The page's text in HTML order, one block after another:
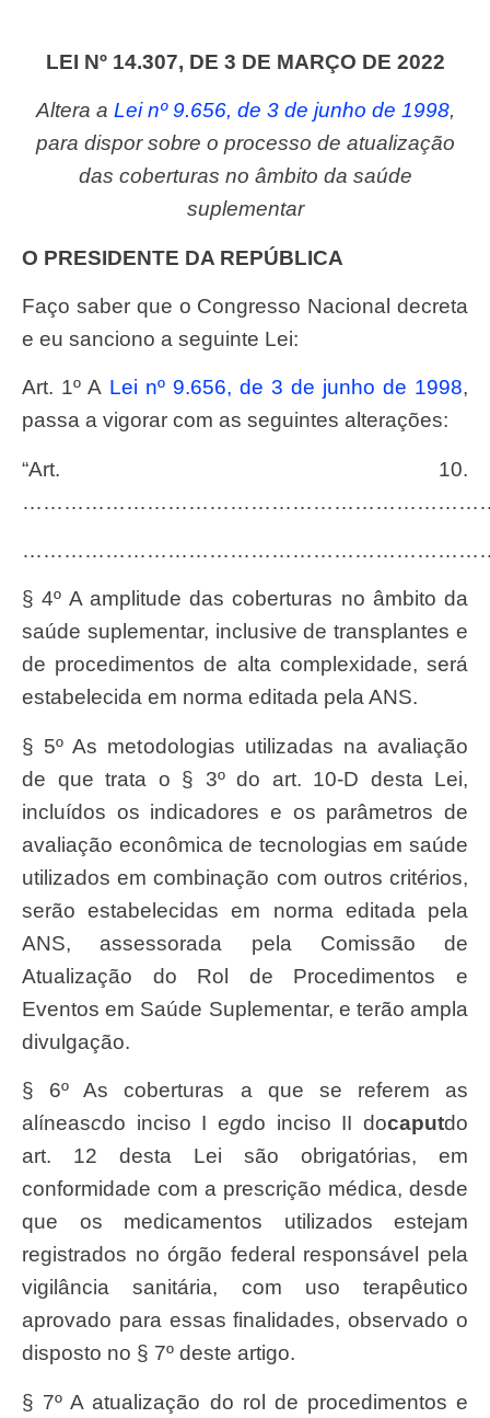
LEI Nº 14.307, DE 3 DE MARÇO DE 2022
Altera a Lei nº 9.656, de 3 de junho de 1998,
para dispor sobre o processo de atualização
das coberturas no âmbito da saúde
suplementar
O PRESIDENTE DA REPÚBLICA
Faço saber que o Congresso Nacional decreta
e eu sanciono a seguinte Lei:
Art. 1º A Lei nº 9.656, de 3 de junho de 1998,
passa a vigorar com as seguintes alterações:
“Art. 10.
§ 4º A amplitude das coberturas no âmbito da
saúde suplementar, inclusive de transplantes e
de procedimentos de alta complexidade, será
estabelecida em norma editada pela ANS.
§ 5º As metodologias utilizadas na avaliação
de que trata o § 3º do art. 10-D desta Lei,
incluídos os indicadores e os parâmetros de
avaliação econômica de tecnologias em saúde
utilizados em combinação com outros critérios,
serão estabelecidas em norma editada pela
ANS, assessorada pela Comissão de
Atualização do Rol de Procedimentos e
Eventos em Saúde Suplementar, e terão ampla
divulgação.
§ 6º As coberturas a que se referem as
alíneascdo inciso I egdo inciso II docaputdo
art. 12 desta Lei são obrigatórias, em
conformidade com a prescrição médica, desde
que os medicamentos utilizados estejam
registrados no órgão federal responsável pela
vigilância sanitária, com uso terapêutico
aprovado para essas finalidades, observado o
disposto no § 7º deste artigo.
§ 7º A atualização do rol de procedimentos e